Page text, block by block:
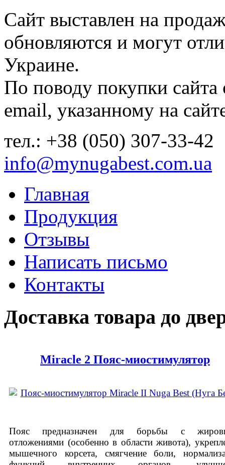
Сайт выставлен на
обновляются и могут
Украине.
По поводу покупки
email, указанному на
тел.: +38 (050) 307-33-42
info@mynugabest.com.ua
Главная
Продукция
Отзывы
Написать письмо
Контакты
Доставка товара до
Miracle 2 Пояс-миостимулятор
Пояс предназначен для борьбы с
отложениями (особенно в области живота),
мышечного корсета, смягчение боли,